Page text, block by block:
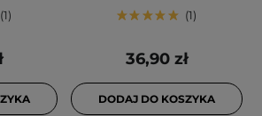
1 1
36,90 zł
DODAJ DO KOSZYKA